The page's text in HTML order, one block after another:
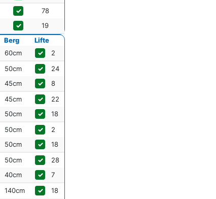
✓
78
✓
19
Berg
Lifte
60cm ✓
2
50cm ✓
24
45cm ✓
8
45cm ✓
22
50cm ✓
18
50cm ✓
2
50cm ✓
18
50cm ✓
28
40cm ✓
7
140cm ✓
18